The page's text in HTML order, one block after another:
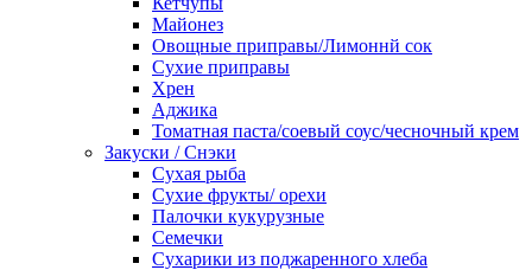
Майонез
Овощные приправы/Лимоннй сок
Сухие приправы
Хрен
Аджика
Томатная паста/соевый соус/чесночный крем
Закуски / Снэки
Сухая рыба
Сухие фрукты/ орехи
Палочки кукурузные
Семечки
Сухарики из поджаренного хлеба